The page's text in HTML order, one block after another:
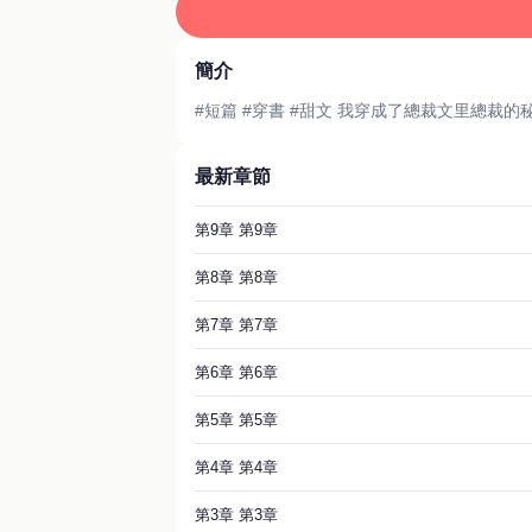
簡介
最新章節
第9章 第9章
第8章 第8章
第7章 第7章
第6章 第6章
第5章 第5章
第4章 第4章
第3章 第3章